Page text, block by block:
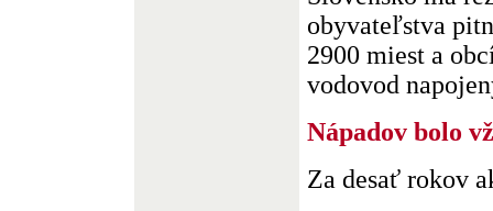
obyvateľstva
2900 miest a
vodovod
Nápadov bolo
Za desať rokov